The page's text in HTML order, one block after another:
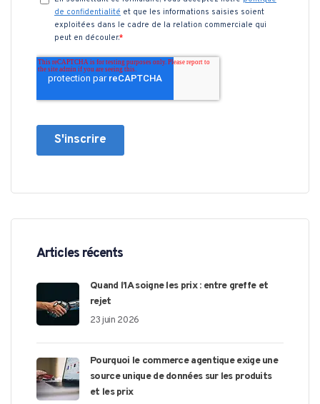
Articles récents
Quand l’IA soigne les prix : entre greffe et
rejet
23 juin 2026
Pourquoi le commerce agentique exige une
source unique de données sur les produits
et les prix